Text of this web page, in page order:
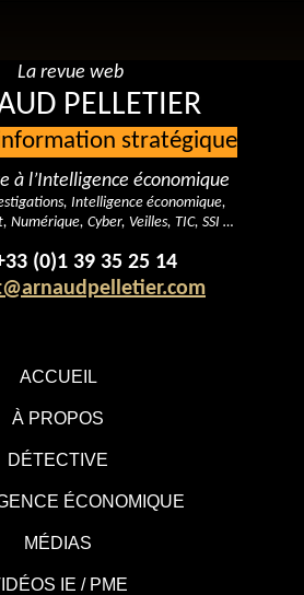
ACCUEIL
À PROPOS
DÉTECTIVE
ÉCONOMIQUE
MÉDIAS
IE / PME
La revue web
PELLETIER
stratégique
à l’Intelligence économique
Intelligence économique,
Numérique, Cyber, Veilles, TIC, SSI …
(0)1 39 35 25 14